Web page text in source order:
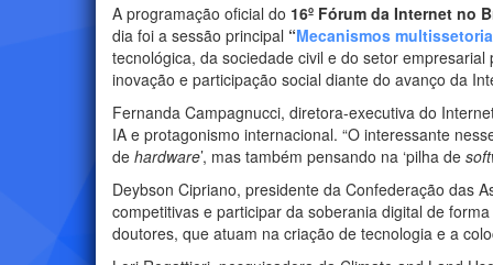
A programação oficial do 16º Fórum da Internet no
dia foi a sessão principal “Mecanismos
tecnológica, da sociedade civil e do setor
inovação e participação social diante do avanço da
Fernanda Campagnucci, diretora-executiva do
IA e protagonismo internacional. “O interessante
de hardware’, mas também pensando na ‘pilha de
Deybson Cipriano, presidente da Confederação das
competitivas e participar da soberania digital de
doutores, que atuam na criação de tecnologia e a